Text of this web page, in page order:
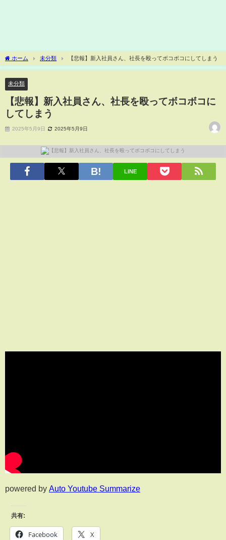
ホーム 未分類 【悲報】新入社員さん、社長を殴ってボコボコにしてしまう
未分類
【悲報】新入社員さん、社長を殴ってボコボコに
してしまう
2025年5月9日 2025年5月9日
LINE
powered by Auto Youtube Summarize
共有:
Facebook X